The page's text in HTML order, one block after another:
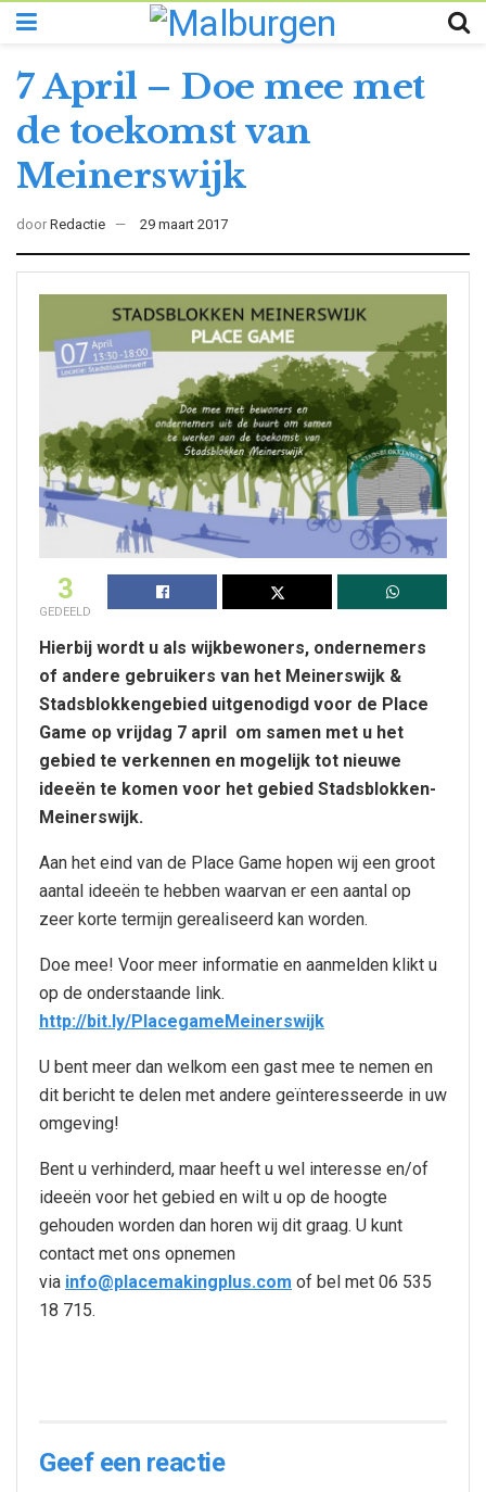
7 April – Doe mee met
de toekomst van
Meinerswijk
door Redactie 29 maart 2017
3
GEDEELD
Hierbij wordt u als wijkbewoners, ondernemers
of andere gebruikers van het Meinerswijk &
Stadsblokkengebied uitgenodigd voor de Place
Game op vrijdag 7 april om samen met u het
gebied te verkennen en mogelijk tot nieuwe
ideeën te komen voor het gebied Stadsblokken-
Meinerswijk.
Aan het eind van de Place Game hopen wij een groot
aantal ideeën te hebben waarvan er een aantal op
zeer korte termijn gerealiseerd kan worden.
Doe mee! Voor meer informatie en aanmelden klikt u
op de onderstaande link.
http://bit.ly/PlacegameMeinerswijk
U bent meer dan welkom een gast mee te nemen en
dit bericht te delen met andere geïnteresseerde in uw
omgeving!
Bent u verhinderd, maar heeft u wel interesse en/of
ideeën voor het gebied en wilt u op de hoogte
gehouden worden dan horen wij dit graag. U kunt
contact met ons opnemen
via info@placemakingplus.com of bel met 06 535
18 715.
Geef een reactie